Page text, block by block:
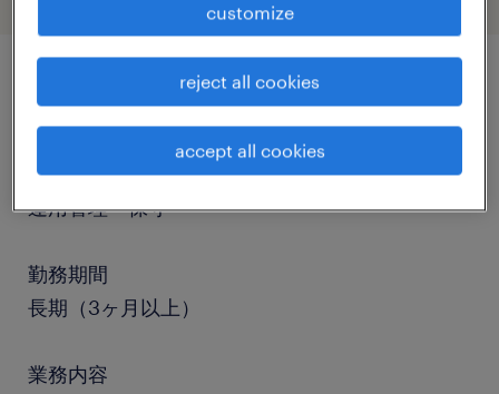
job details
職種
運用管理・保守
勤務期間
長期（3ヶ月以上）
業務内容
customize
reject all cookies
accept all cookies